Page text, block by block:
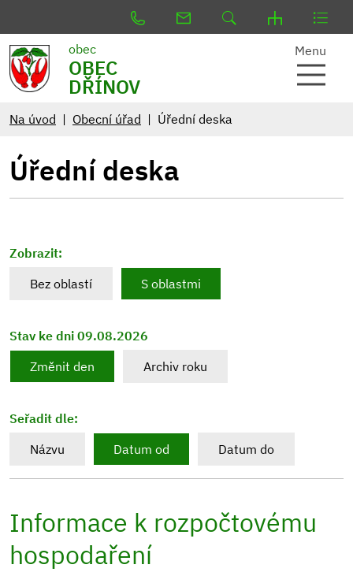
obec
OBEC
DŘÍNOV
Menu
Na úvod Obecní úřad Úřední deska
Úřední deska
Zobrazit:
Bez oblastí
S oblastmi
Stav ke dni 09.08.2026
Změnit den
Archiv roku
Seřadit dle:
Názvu
Datum od Datum do
Informace k rozpočtovému
hospodaření